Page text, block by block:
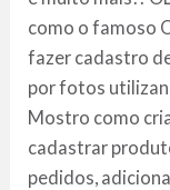
como o famoso
fazer cadastro
por fotos
Mostro como
cadastrar
pedidos,